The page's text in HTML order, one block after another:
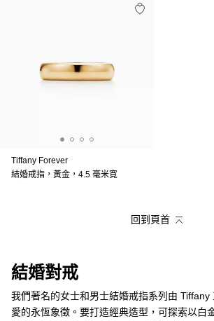
Tiffany Forever
結婚戒指，黃金，4.5 毫米寛
回到頁首
結婚對戒
我們著名的女士和男士結婚戒指系列由 Tiffany
愛的永恆象徵。要打造經典造型，可探索以白